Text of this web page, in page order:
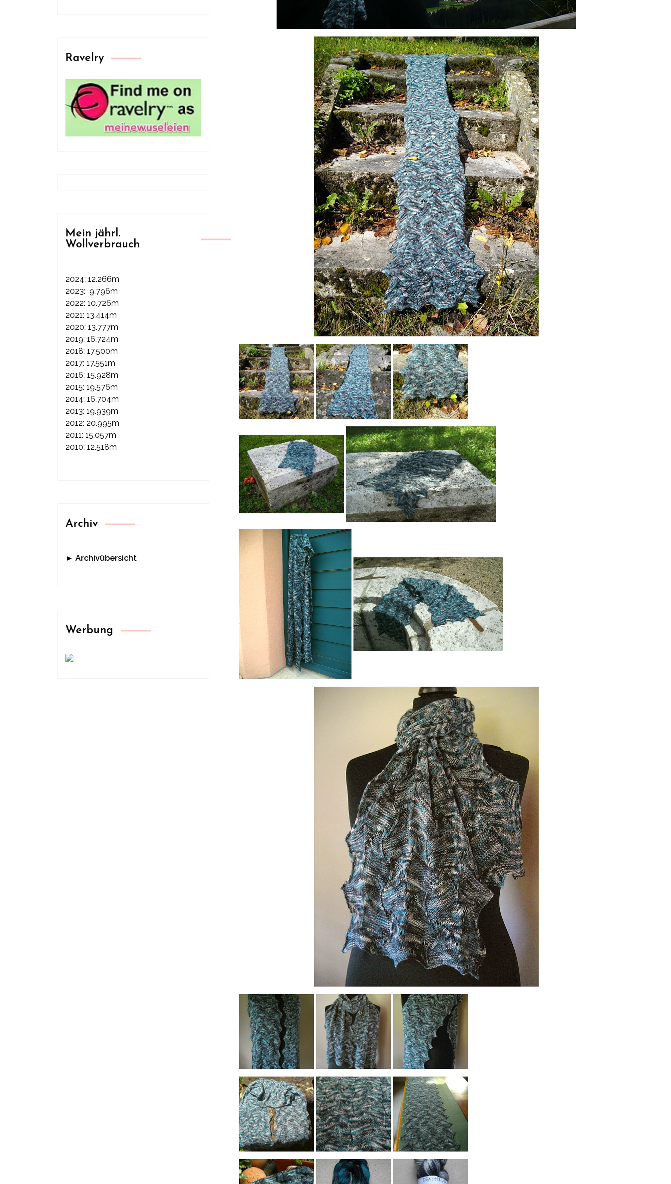
Ravelry
Mein jährl.
Wollverbrauch
2024: 12.266m
2023: 9.796m
2022: 10.726m
2021: 13.414m
2020: 13.777m
2019: 16.724m
2018: 17.500m
2017: 17.551m
2016: 15.928m
2015: 19.576m
2014: 16.704m
2013: 19.939m
2012: 20.995m
2011: 15.057m
2010: 12.518m
Archiv
► Archivübersicht
Werbung